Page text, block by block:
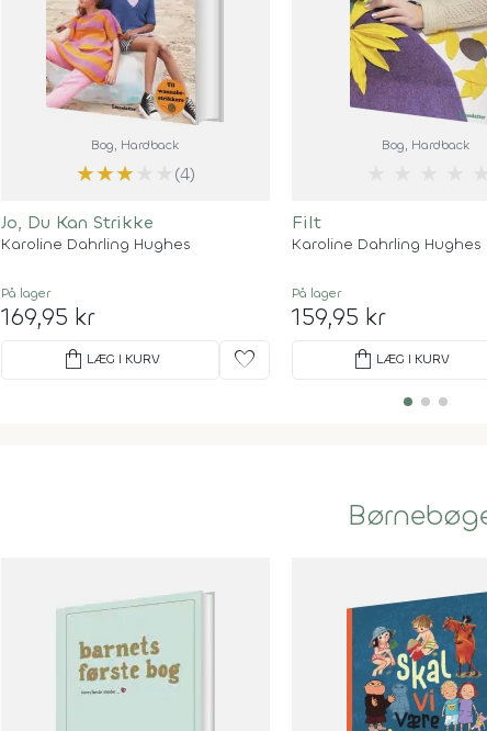
Bog, Hardback
★★★ (4)
Jo, Du Kan Strikke
Karoline Dahrling Hughes
På lager
169,95 kr
shopping_bag LÆG I KURV favorite
Bog, Hardback
Filt
Karoline Dahrling Hughes
På lager
159,95 kr
shopping_bag LÆG I KURV